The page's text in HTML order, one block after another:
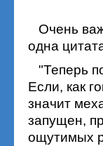
Очень
одна
"Теперь
Если, как
значит
запущен,
ощутимых